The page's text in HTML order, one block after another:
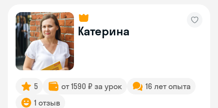
Катерина
5 от 1590 ₽ за урок
16 лет опыта
1 отзыв